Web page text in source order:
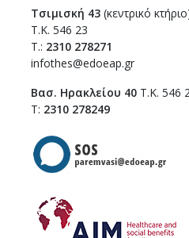
Τσιμισκή 43 (κεντρικό
Τ.Κ. 546 23
T.: 2310 278271
infothes@edoeap.gr
Βασ. Ηρακλείου 40 Τ.Κ. 546
Τ: 2310 278249